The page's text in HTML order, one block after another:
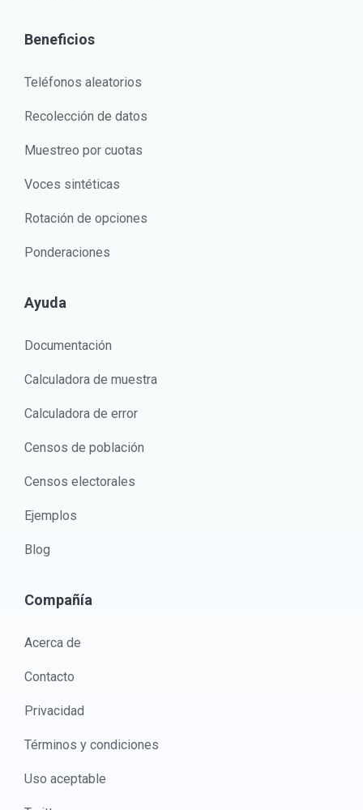
Beneficios
Teléfonos aleatorios
Recolección de datos
Muestreo por cuotas
Voces sintéticas
Rotación de opciones
Ponderaciones
Ayuda
Documentación
Calculadora de muestra
Calculadora de error
Censos de población
Censos electorales
Ejemplos
Blog
Compañía
Acerca de
Contacto
Privacidad
Términos y condiciones
Uso aceptable